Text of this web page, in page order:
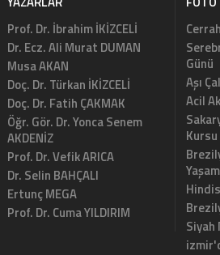
Prof. Dr. İbrahim İKİZCELİ
Dr. Ecz. Ali Murat DUMAN
Musa AKAN
Doç. Dr. Türkan İKİZCELİ
Doç. Dr. Fatih ÇAKMAK
Öğr. Gör. Dr. Yonca Senem
AKDENİZ
Prof. Dr. Vefik ARICA
Dr. Selin BAHÇALI
Ertunç MEGA
Prof. Dr. Cuma YILDIRIM
Günü
Aşı
Acil
Kursu
Yaşam